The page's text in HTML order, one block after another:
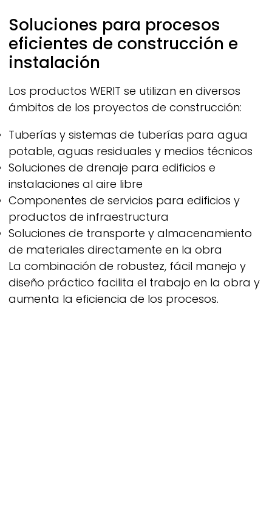
Soluciones para procesos
eficientes de construcción e
instalación
Los productos WERIT se utilizan en diversos
ámbitos de los proyectos de construcción:
Tuberías y sistemas de tuberías para agua
potable, aguas residuales y medios técnicos
Soluciones de drenaje para edificios e
instalaciones al aire libre
Componentes de servicios para edificios y
productos de infraestructura
Soluciones de transporte y almacenamiento
de materiales directamente en la obra
La combinación de robustez, fácil manejo y
diseño práctico facilita el trabajo en la obra y
aumenta la eficiencia de los procesos.